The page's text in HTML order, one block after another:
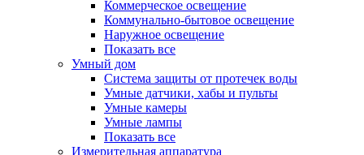
Коммерческое освещение
Коммунально-бытовое освещение
Наружное освещение
Показать все
Умный дом
Система защиты от протечек воды
Умные датчики, хабы и пульты
Умные камеры
Умные лампы
Показать все
Измерительная аппаратура